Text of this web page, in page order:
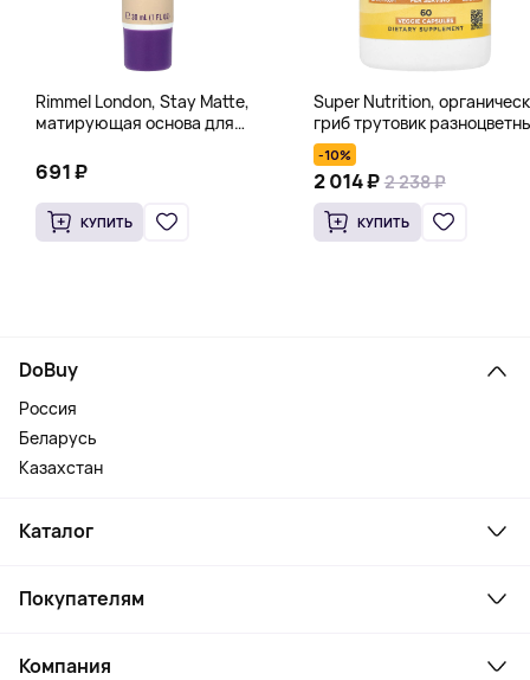
Rimmel London, Stay Matte,
матирующая основа для
оттенков слоновой кости, 30
мл (1 жидк. унц.)
691 ₽
КУПИТЬ
Super Nutrition,
гриб трутовик
60 растительных капсул
-10%
2 014 ₽ 2 238 ₽
КУПИТЬ
DoBuy
Россия
Беларусь
Казахстан
Каталог
Ноутбуки, мониторы, VR
Косметика и уход
Покупателям
Как заказать
Компания